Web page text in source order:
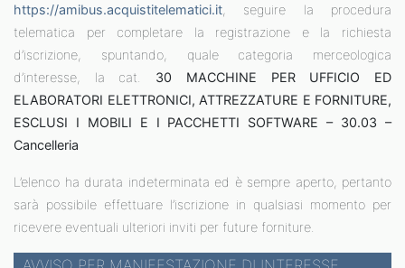
https://amibus.acquistitelematici.it, seguire la procedura
telematica per completare la registrazione e la richiesta
d’iscrizione, spuntando, quale categoria merceologica
d’interesse, la cat. 30
MACCHINE PER UFFICIO ED
ELABORATORI ELETTRONICI, ATTREZZATURE E FORNITURE,
ESCLUSI I MOBILI E I PACCHETTI SOFTWARE – 30.03 –
Cancelleria
L’elenco ha durata indeterminata ed è sempre aperto, pertanto
sarà possibile effettuare l’iscrizione in qualsiasi momento per
ricevere eventuali ulteriori inviti per future forniture.